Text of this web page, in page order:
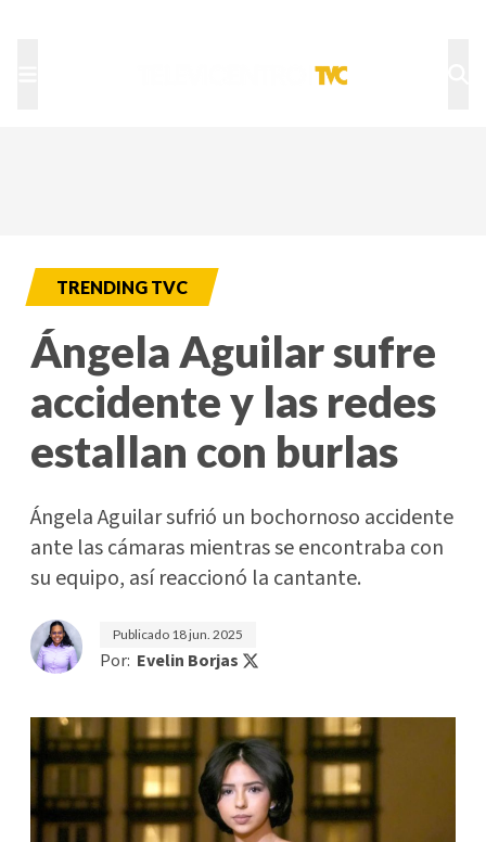
TRENDING TVC
Ángela Aguilar sufre
accidente y las redes
estallan con burlas
Ángela Aguilar sufrió un bochornoso accidente
ante las cámaras mientras se encontraba con
su equipo, así reaccionó la cantante.
Publicado 18 jun. 2025
Por: Evelin Borjas